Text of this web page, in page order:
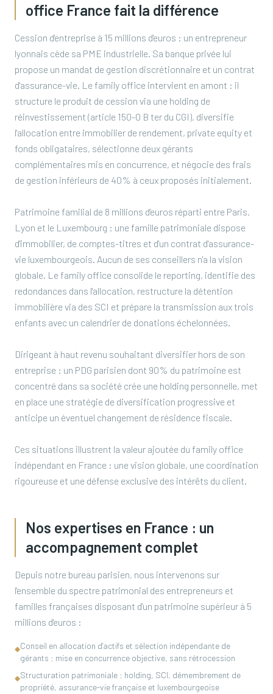
office France fait la différence
Cession d'entreprise à 15 millions d'euros : un entrepreneur
lyonnais cède sa PME industrielle. Sa banque privée lui
propose un mandat de gestion discrétionnaire et un contrat
d'assurance-vie. Le family office intervient en amont : il
structure le produit de cession via une holding de
réinvestissement (article 150-0 B ter du CGI), diversifie
l'allocation entre immobilier de rendement, private equity et
fonds obligataires, sélectionne deux gérants
complémentaires mis en concurrence, et négocie des frais
de gestion inférieurs de 40% à ceux proposés initialement.
Patrimoine familial de 8 millions d'euros réparti entre Paris,
Lyon et le Luxembourg : une famille patrimoniale dispose
d'immobilier, de comptes-titres et d'un contrat d'assurance-
vie luxembourgeois. Aucun de ses conseillers n'a la vision
globale. Le family office consolide le reporting, identifie des
redondances dans l'allocation, restructure la détention
immobilière via des SCI et prépare la transmission aux trois
enfants avec un calendrier de donations échelonnées.
Dirigeant à haut revenu souhaitant diversifier hors de son
entreprise : un PDG parisien dont 90% du patrimoine est
concentré dans sa société crée une holding personnelle, met
en place une stratégie de diversification progressive et
anticipe un éventuel changement de résidence fiscale.
Ces situations illustrent la valeur ajoutée du family office
indépendant en France : une vision globale, une coordination
rigoureuse et une défense exclusive des intérêts du client.
Nos expertises en France : un
accompagnement complet
Depuis notre bureau parisien, nous intervenons sur
l'ensemble du spectre patrimonial des entrepreneurs et
familles françaises disposant d'un patrimoine supérieur à 5
millions d'euros :
◆Conseil en allocation d'actifs et sélection indépendante de
gérants : mise en concurrence objective, sans rétrocession
◆Structuration patrimoniale : holding, SCI, démembrement de
propriété, assurance-vie française et luxembourgeoise